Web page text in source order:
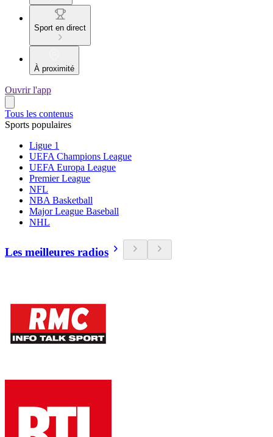
Sport en direct
À proximité
Ouvrir l'app
Tous les contenus
Sports populaires
Ligue 1
UEFA Champions League
UEFA Europa League
Premier League
NFL
NBA Basketball
Major League Baseball
NHL
Les meilleures radios